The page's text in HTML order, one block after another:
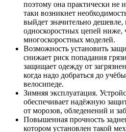
поэтому она практически не
таки возникнет
выйдет значительно
односкоростных цепей ниже,
многоскоростных моделей.
Возможность установить
снижает риск попадания
защищает одежду от
когда надо добраться до
велосипеде.
Зимняя эксплуатация.
обеспечивает надёжную
от морозов, обледенений и
Повышенная прочность
котором установлен такой